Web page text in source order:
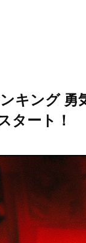
キング 勇
タート！